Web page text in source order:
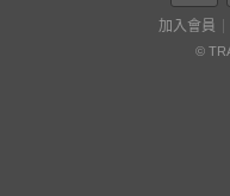
加入會員
©